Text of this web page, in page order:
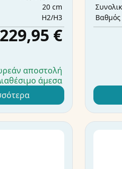
20 cm
H2/H3
229,95 €
αποστολή
άμεσα
Βαθμός